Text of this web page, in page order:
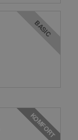
BASIC
KOMFORT